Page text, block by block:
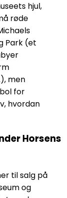
hjul,
røde
Park (et
men
for
hvordan
Horsens
til salg på
og